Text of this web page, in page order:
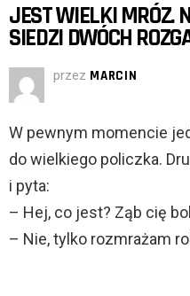
JEST WIELKI MRÓZ.
SIEDZI DWÓCH
przez MARCIN
W pewnym momencie
do wielkiego policzka.
i pyta:
– Hej, co jest? Ząb cię
– Nie, tylko rozmrażam